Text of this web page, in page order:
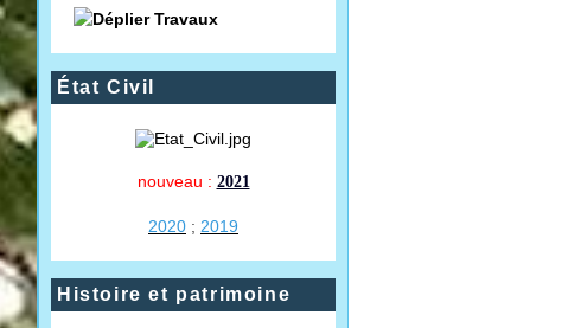
Travaux
État Civil
nouveau : 2021
2020 ; 2019
Histoire et patrimoine